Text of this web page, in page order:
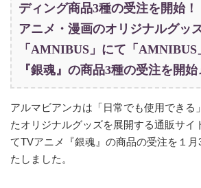
ディング商品3種の受注を開始！
アニメ・漫画のオリジナルグッ
「AMNIBUS」にて「
『銀魂』の商品3種の受注を開始
アルマビアンカは「日常でも使用できる
たオリジナルグッズを展開する通販サイ
てTVアニメ『銀魂』の商品の受注を１
たしました。